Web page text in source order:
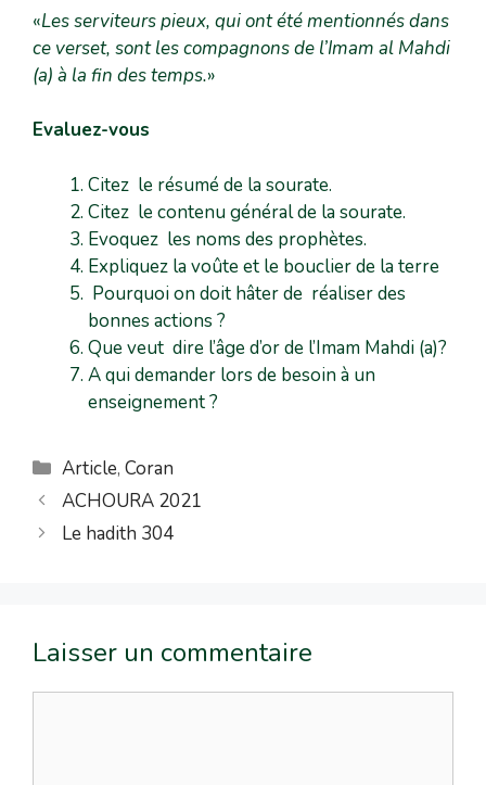
«Les serviteurs pieux, qui ont été mentionnés dans
ce verset, sont les compagnons de l’Imam al Mahdi
(a) à la fin des temps.»
Evaluez-vous
Citez le résumé de la sourate.
Citez le contenu général de la sourate.
Evoquez les noms des prophètes.
Expliquez la voûte et le bouclier de la terre
Pourquoi on doit hâter de réaliser des
bonnes actions ?
Que veut dire l’âge d’or de l’Imam Mahdi (a)?
A qui demander lors de besoin à un
enseignement ?
Article,Coran
ACHOURA 2021
Le hadith 304
Laisser un commentaire